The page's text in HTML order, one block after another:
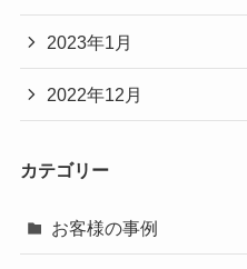
2023年1月
2022年12月
カテゴリー
お客様の事例